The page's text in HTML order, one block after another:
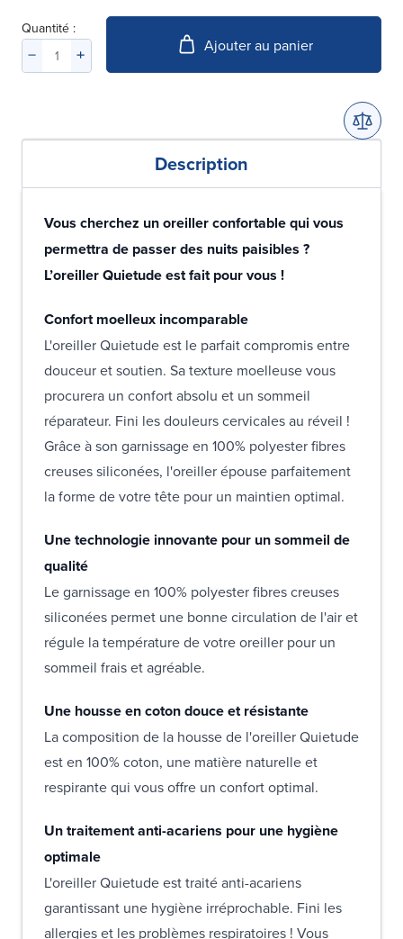
Quantité :
Ajouter au panier
Description
Vous cherchez un oreiller confortable qui vous
permettra de passer des nuits paisibles ?
L’oreiller Quietude est fait pour vous !
Confort moelleux incomparable
L'oreiller Quietude est le parfait compromis entre
douceur et soutien. Sa texture moelleuse vous
procurera un confort absolu et un sommeil
réparateur. Fini les douleurs cervicales au réveil !
Grâce à son garnissage en 100% polyester fibres
creuses siliconées, l'oreiller épouse parfaitement
la forme de votre tête pour un maintien optimal.
Une technologie innovante pour un sommeil de
qualité
Le garnissage en 100% polyester fibres creuses
siliconées permet une bonne circulation de l'air et
régule la température de votre oreiller pour un
sommeil frais et agréable.
Une housse en coton douce et résistante
La composition de la housse de l'oreiller Quietude
est en 100% coton, une matière naturelle et
respirante qui vous offre un confort optimal.
Un traitement anti-acariens pour une hygiène
optimale
L'oreiller Quietude est traité anti-acariens
garantissant une hygiène irréprochable. Fini les
allergies et les problèmes respiratoires ! Vous